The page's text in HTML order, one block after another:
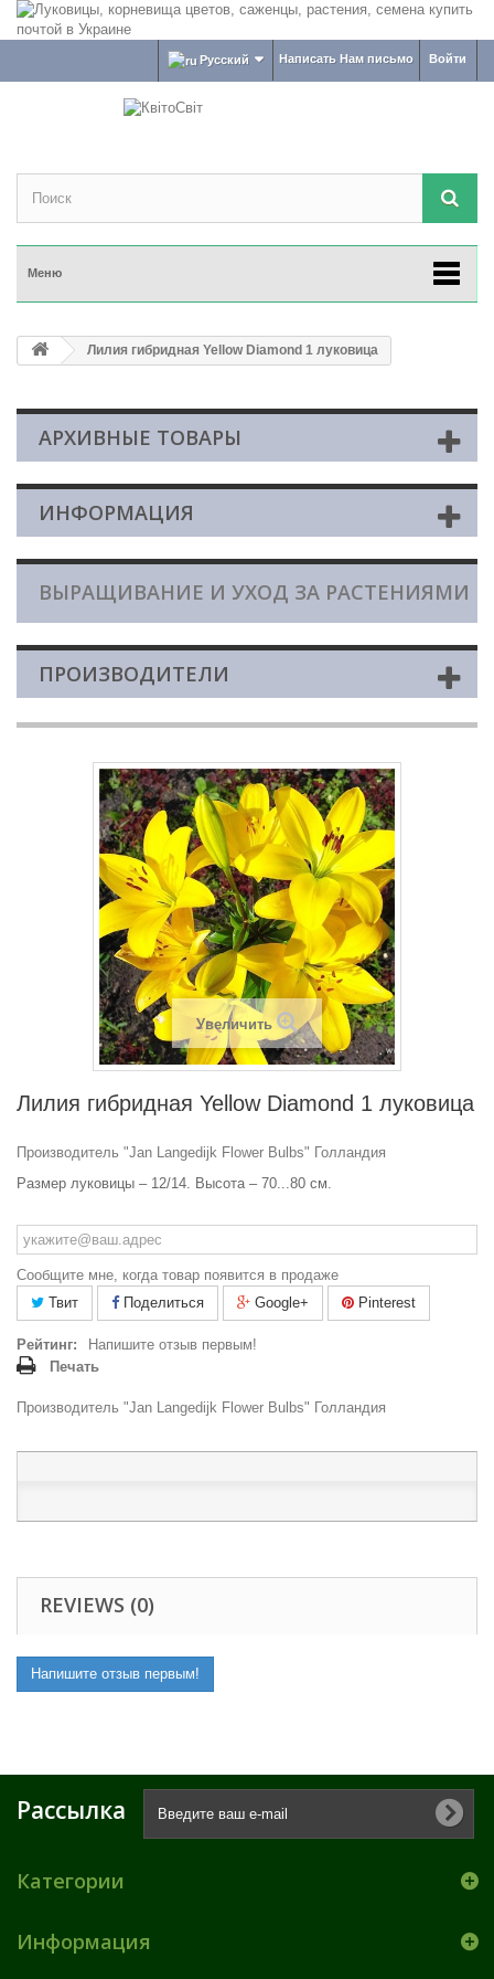
Войти
Написать Нам письмо
Русский
Меню
Лилия гибридная Yellow Diamond 1 луковица
АРХИВНЫЕ ТОВАРЫ
ИНФОРМАЦИЯ
ВЫРАЩИВАНИЕ И УХОД ЗА РАСТЕНИЯМИ
ПРОИЗВОДИТЕЛИ
Увеличить
Лилия гибридная Yellow Diamond 1 луковица
Производитель "Jan Langedijk Flower Bulbs" Голландия
Размер луковицы – 12/14. Высота – 70...80 см.
Сообщите мне, когда товар появится в продаже
Твит
Поделиться Google+ Pinterest
Рейтинг:
Напишите отзыв первым!
Печать
Производитель "Jan Langedijk Flower Bulbs" Голландия
REVIEWS (0)
Напишите отзыв первым!
Рассылка
Категории
Информация